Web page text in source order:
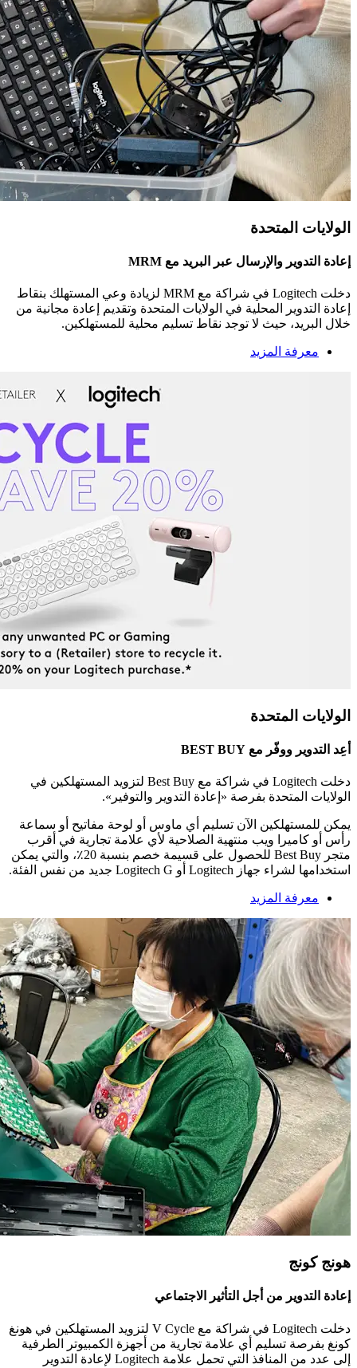
الولايات المتحدة
إعادة التدوير والإرسال عبر البريد مع ‎MRM
دخلت ‎Logitech في شراكة مع ‎MRM لزيادة وعي المستهلك بنقاط
إعادة التدوير المحلية في الولايات المتحدة وتقديم إعادة مجانية من
خلال البريد، حيث لا توجد نقاط تسليم محلية للمستهلكين.
معرفة المزيد
الولايات المتحدة
أعِد التدوير ووفّر مع ‎BEST BUY
دخلت Logitech في شراكة مع Best Buy لتزويد المستهلكين في
الولايات المتحدة بفرصة «إعادة التدوير والتوفير».
يمكن للمستهلكين الآن تسليم أي ماوس أو لوحة مفاتيح أو سماعة
رأس أو كاميرا ويب منتهية الصلاحية لأي علامة تجارية في أقرب
متجر Best Buy للحصول على قسيمة خصم بنسبة 20٪، والتي يمكن
استخدامها لشراء جهاز Logitech أو Logitech G جديد من نفس الفئة.
معرفة المزيد
هونج كونج
إعادة التدوير من أجل التأثير الاجتماعي
دخلت Logitech في شراكة مع V Cycle لتزويد المستهلكين في هونغ
كونغ بفرصة تسليم أي علامة تجارية من أجهزة الكمبيوتر الطرفية
إلى عدد من المنافذ التي تحمل علامة Logitech لإعادة التدوير